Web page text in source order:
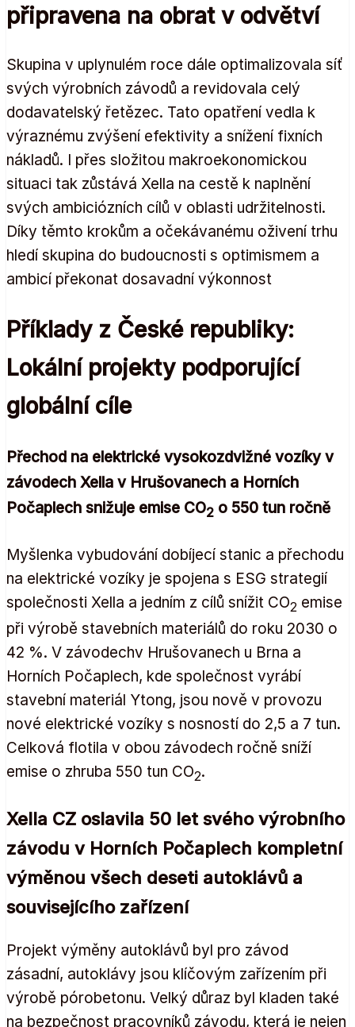
připravena na obrat v odvětví
Skupina v uplynulém roce dále optimalizovala síť
svých výrobních závodů a revidovala celý
dodavatelský řetězec. Tato opatření vedla k
výraznému zvýšení efektivity a snížení fixních
nákladů. I přes složitou makroekonomickou
situaci tak zůstává Xella na cestě k naplnění
svých ambiciózních cílů v oblasti udržitelnosti.
Díky těmto krokům a očekávanému oživení trhu
hledí skupina do budoucnosti s optimismem a
ambicí překonat dosavadní výkonnost
Příklady z České republiky:
Lokální projekty podporující
globální cíle
Přechod na elektrické vysokozdvižné vozíky v
závodech Xella v Hrušovanech a Horních
Počaplech snižuje emise CO2 o 550 tun ročně
Myšlenka vybudování dobíjecí stanic a přechodu
na elektrické vozíky je spojena s ESG strategií
společnosti Xella a jedním z cílů snížit CO2 emise
při výrobě stavebních materiálů do roku 2030 o
42 %. V závodechv Hrušovanech u Brna a
Horních Počaplech, kde společnost vyrábí
stavební materiál Ytong, jsou nově v provozu
nové elektrické vozíky s nosností do 2,5 a 7 tun.
Celková flotila v obou závodech ročně sníží
emise o zhruba 550 tun CO2.
Xella CZ oslavila 50 let svého výrobního
závodu v Horních Počaplech kompletní
výměnou všech deseti autoklávů a
souvisejícího zařízení
Projekt výměny autoklávů byl pro závod
zásadní, autoklávy jsou klíčovým zařízením při
výrobě pórobetonu. Velký důraz byl kladen také
na bezpečnost pracovníků závodu, která je nejen